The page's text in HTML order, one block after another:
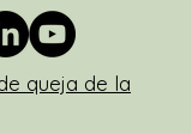
queja de la